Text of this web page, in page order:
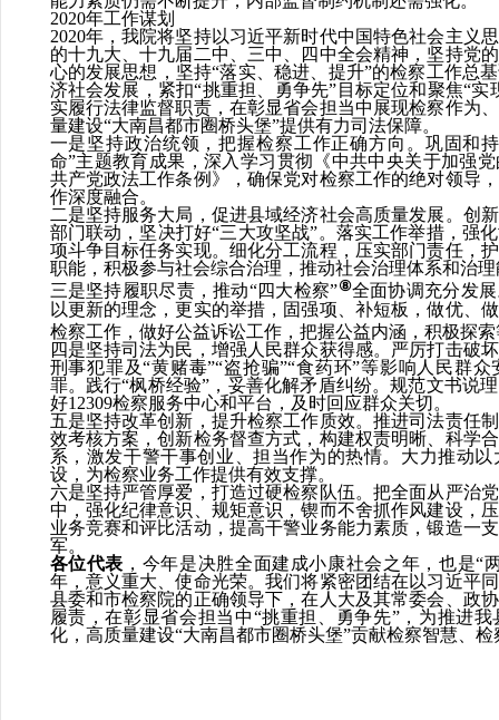
2020年工作谋划
2020年， 我院将坚持以习近平新时代中国特色社会主义
的十九大、十九届二中、三中、四中全会精神 ， 坚持党
心的发展思想， 坚持“落实、稳进、提升”的检察工作总
济社会发展，紧扣“挑重担、勇争先”目标定位和聚焦“实
实履行法律监督职责，在彰显省会担当中 展现检察作为
量建设“大南昌都市圈桥头堡”提供有力司法保障。
一是坚持政治统领，把握检察工作正确方向。 巩固和
命”主题教育成果，深入学习贯彻《中共中央关于加强
共产党政法工作条例》，确保党对检察工作的绝对领导
作深度融合。
二是坚持服务大局，促进县域经济社会高质量发展。 创
部门联动，坚决打好“三大攻坚战”。落实工作举措，强
项斗争目标任务实现。细化分工流程，压实部门责任，
职能，积极参与社会综合治理，推动社会治理体系和治
三是坚持履职尽责，推动“四大检察”⑧全面协调充分发
以更新的理念，更实的举措，固强项、补短板，做优、
检察工作，做好公益诉讼工作，把握公益内涵，积极探
四是坚持司法为民，增强人民群众获得感。 严厉打击破
刑事犯罪及“黄赌毒”“盗抢骗”“食药环”等影响人民群
罪。践行“枫桥经验”，妥善化解矛盾纠纷。规范文书说
好12309检察服务中心和平台，及时回应群众关切。
五是坚持改革创新，提升检察工作质效。 推进司法责任
效考核方案，创新检务督查方式，构建权责明晰、科学
系，激发干警干事创业、担当作为的热情。大力推动
设，为检察业务工作提供有效支撑。
六是坚持严管厚爱，打造过硬检察队伍。 把全面从严治
中，强化纪律意识、规矩意识，锲而不舍抓作风建设，
业务竞赛和评比活动，提高干警业务能力素质，锻造一
军。
各位代表 ，今年是决胜全面建成小康社会之年，也是“
年，意义重大、使命光荣。我们将紧密团结在以习近平
县委和市检察院的正确领导下，在人大及其常委会、政
履责 ，在彰显省会担当中“挑重担、勇争先”，为推进我
化，高质量建设“大南昌都市圈桥头堡”贡献检察智慧、检